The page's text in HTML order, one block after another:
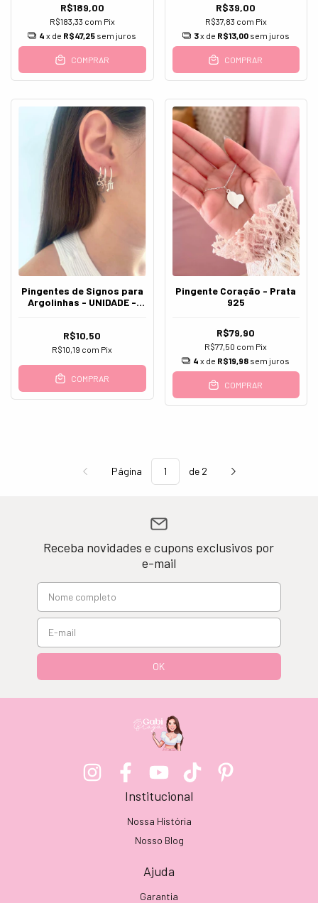
R$189,00
R$183,33 com Pix
4 x de R$47,25 sem juros
COMPRAR
R$39,00
R$37,83 com Pix
3x de R$13,00 sem juros
COMPRAR
Pingentes de Signos para
Argolinhas - UNIDADE -
R$10,50
R$10,19 com Pix
COMPRAR
Pingente Coração - Prata
925
R$79,90
R$77,50 com Pix
4 x de R$19,98 sem juros
COMPRAR
Página de 2
Receba novidades e cupons exclusivos por
e-mail
Institucional
Nossa História
Nosso Blog
Ajuda
Garantia